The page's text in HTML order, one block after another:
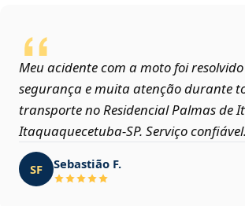
Meu acidente com a moto foi
segurança e muita atenção durante
transporte no Residencial Palmas de
Itaquaquecetuba‑SP. Serviço confiável.
SF Sebastião F.